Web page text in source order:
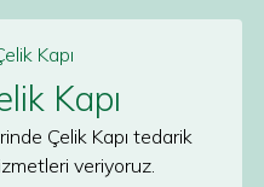
Kapı
Çelik Kapı tedarik
veriyoruz.